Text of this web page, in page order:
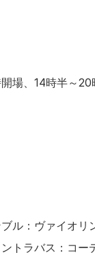
場、14時半～20
ル：ヴァイオリ
トラバス：コー